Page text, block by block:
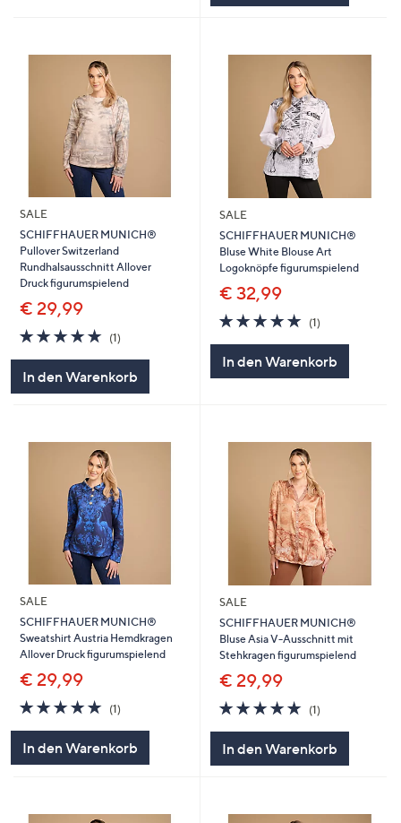
SALE
SCHIFFHAUER MUNICH®
Pullover Switzerland
Rundhalsausschnitt Allover
Druck figurumspielend
€ 29,99
5.0
von
(1)1
In den Warenkorb
SALE
SCHIFFHAUER MUNICH®
Bluse White Blouse Art
Logoknöpfe figurumspielend
€ 32,99
5.0
von
(1)1
In den Warenkorb
SALE
SCHIFFHAUER MUNICH®
Sweatshirt Austria Hemdkragen
Allover Druck figurumspielend
€ 29,99
5.0
von
(1)1
In den Warenkorb
SALE
SCHIFFHAUER MUNICH®
Bluse Asia V-Ausschnitt mit
Stehkragen figurumspielend
€ 29,99
5.0
von
(1)1
In den Warenkorb